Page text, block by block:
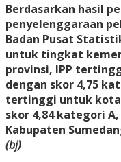
Berdasarkan hasil
penyelenggaraan
Badan Pusat
untuk tingkat
provinsi, IPP
dengan skor 4,75
tertinggi untuk kota
skor 4,84 kategori
Kabupaten
(bj)